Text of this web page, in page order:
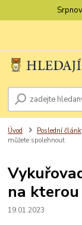
Úvod Poslední
můžete spolehnout
na
19.01.2023